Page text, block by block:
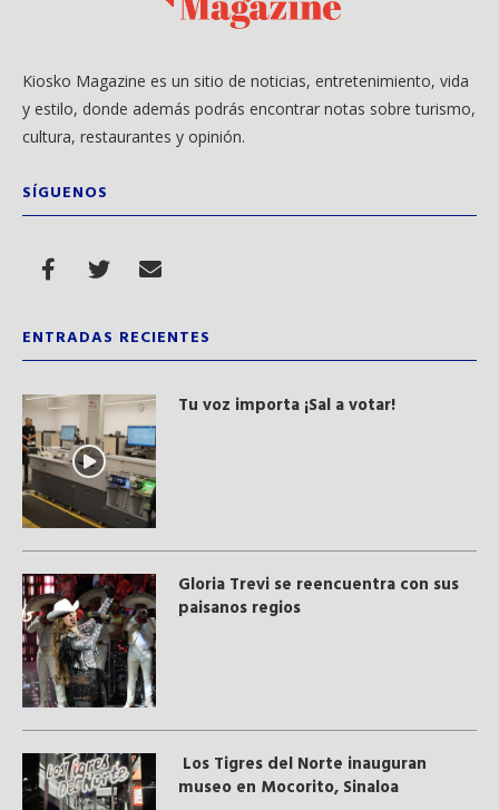
Kiosko Magazine es un sitio de noticias, entretenimiento, vida
y estilo, donde además podrás encontrar notas sobre turismo,
cultura, restaurantes y opinión.
SÍGUENOS
ENTRADAS RECIENTES
Tu voz importa ¡Sal a votar!
Gloria Trevi se reencuentra con sus
paisanos regios
Los Tigres del Norte inauguran
museo en Mocorito, Sinaloa